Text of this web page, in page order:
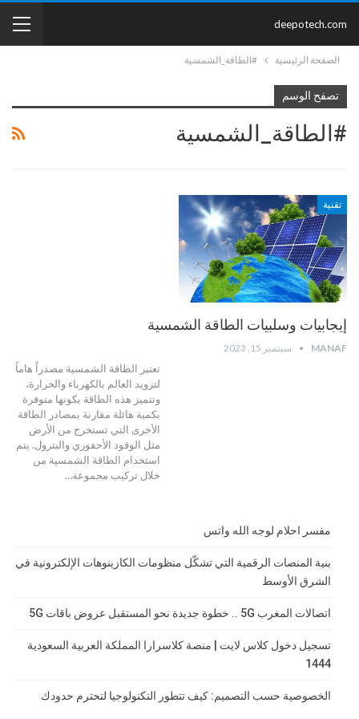
deepotech.com
الصفحة الرئيسية #الطاقة_الشمسية
تصفح الوسم
#الطاقة_الشمسية
تقنية
إيجابيات وسلبيات الطاقة الشمسية
MANAF سبتمبر 15, 2023
تعتبر الطاقة الشمسية مصدراً هاماً
لتزويد العالم بالكهرباء والحرارة،
وتتميز هذه الطاقة بكونها متوفرة
بكمية هائلة مقارنة بمصادر الطاقة
الأخرى التي تستخرج من الأرض
مثل الوقود الأحفوري والبترول. يتم
استخدام الطاقة الشمسية من
خلال تركيب مجموعة…
مفسر احلام لوجه الله واتس
بنية المنصات الرقمية التي تشكّل منظومات الكازينوهات الإلكترونية في
الشرق الأوسط
اتصالات المغرب 5G .. خطوة جديدة نحو المستقبل عروض باقات 5G
تسجيل دخول كلاس لايت | منصة كلاسرارا المملكة العربية السعودية
1444
الخصوصية حسب التصميم: كيف تتطور التكنولوجيا لتحترم حدودك